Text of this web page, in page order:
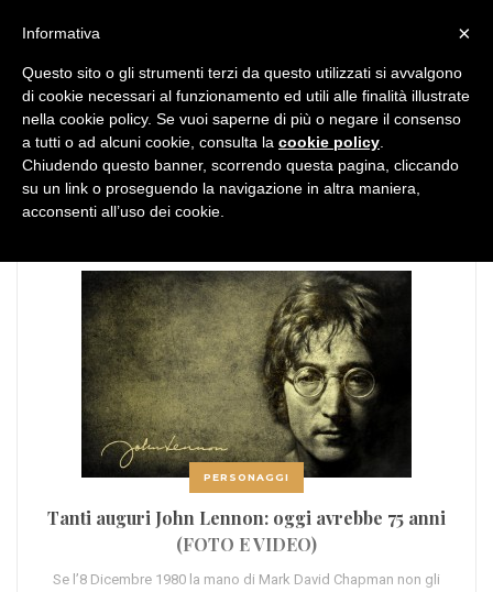
TAG: imagine peace
PERSONAGGI
Tanti auguri John Lennon: oggi avrebbe 75 anni
(FOTO E VIDEO)
Se l’8 Dicembre 1980 la mano di Mark David Chapman non gli
×
Informativa
Questo sito o gli strumenti terzi da questo utilizzati si avvalgono
di cookie necessari al funzionamento ed utili alle finalità illustrate
nella cookie policy. Se vuoi saperne di più o negare il consenso
a tutti o ad alcuni cookie, consulta la cookie policy
Chiudendo questo banner, scorrendo questa pagina, cliccando
su un link o proseguendo la navigazione in altra maniera,
acconsenti all’uso dei cookie.